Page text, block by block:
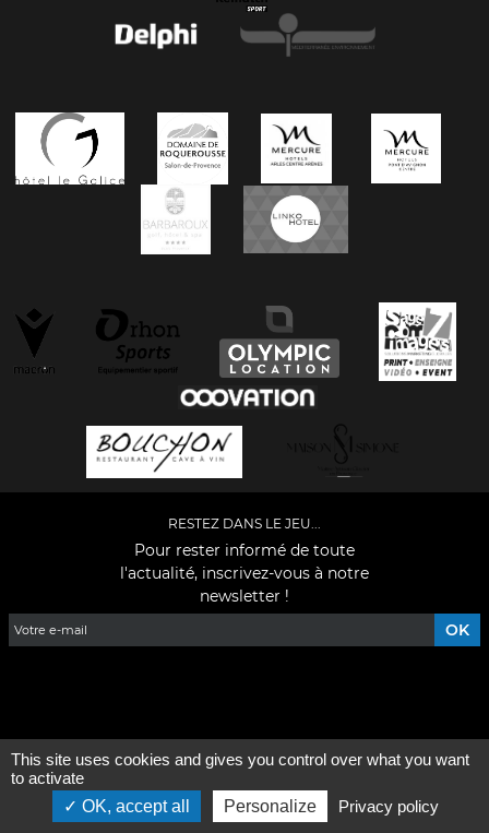
RESTEZ DANS LE JEU...
Pour rester informé de toute
l'actualité, inscrivez-vous à notre
newsletter !
©2026 - Tous droits réservés - Conception :epartenaire
This site uses cookies and gives you control over what you want
to activate
OK, accept all
Personalize Privacy policy